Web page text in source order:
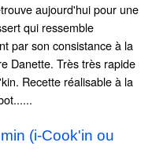
aujourd'hui pour une
qui ressemble
par son consistance à la
Danette. Très très rapide
Recette réalisable à la
(i-Cook'in ou